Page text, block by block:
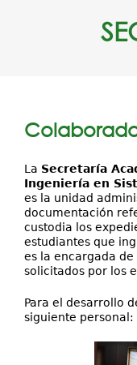
La Secretaría
Ingeniería en
es la unidad
documentación
custodia los
estudiantes que
es la encargada
solicitados por los
Para el desarrollo
siguiente personal: